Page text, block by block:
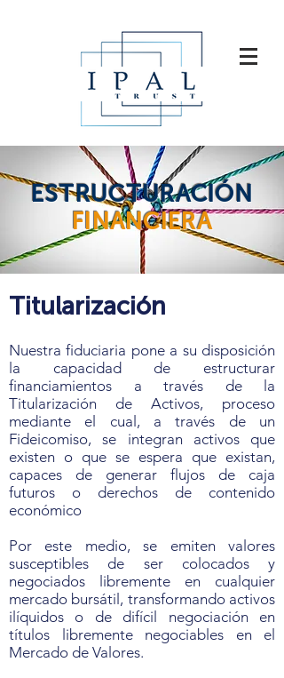
ESTRUCTURACIÓN
FINANCIERA
Titularización
Nuestra fiduciaria pone a su disposición
la capacidad de estructurar
financiamientos a través de la
Titularización de Activos, proceso
mediante el cual, a través de un
Fideicomiso, se integran activos que
existen o que se espera que existan,
capaces de generar flujos de caja
futuros o derechos de contenido
económico
Por este medio, se emiten valores
susceptibles de ser colocados y
negociados libremente en cualquier
mercado bursátil, transformando activos
ilíquidos o de difícil negociación en
títulos libremente negociables en el
Mercado de Valores.